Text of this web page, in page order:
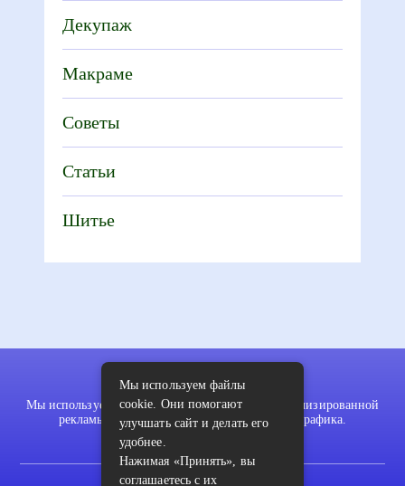
Декупаж
Макраме
Советы
Статьи
Шитье
Мы используем файлы cookie для показа персонализированной
рекламы и/или контента и анализа нашего трафика.
Мы используем файлы
cookie. Они помогают
улучшать сайт и делать его
удобнее.
Нажимая «Принять», вы
соглашаетесь с их